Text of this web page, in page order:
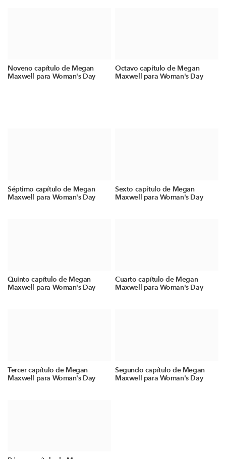
Noveno capítulo de Megan
Maxwell para Woman's Day
Octavo capítulo de Megan
Maxwell para Woman's Day
Séptimo capítulo de Megan
Maxwell para Woman's Day
Sexto capítulo de Megan
Maxwell para Woman's Day
Quinto capítulo de Megan
Maxwell para Woman's Day
Cuarto capítulo de Megan
Maxwell para Woman's Day
Tercer capítulo de Megan
Maxwell para Woman's Day
Segundo capítulo de Megan
Maxwell para Woman's Day